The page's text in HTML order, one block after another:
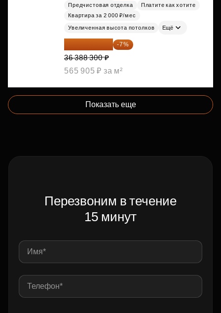
Предчистовая отделка
Платите как хотите
Квартира за 2 000 ₽/мес
Увеличенная высота потолков Ещё
33 841 119 ₽ -7%
36 388 300 ₽
565 905 ₽ за м²
Показать еще
Перезвоним в течение
15 минут